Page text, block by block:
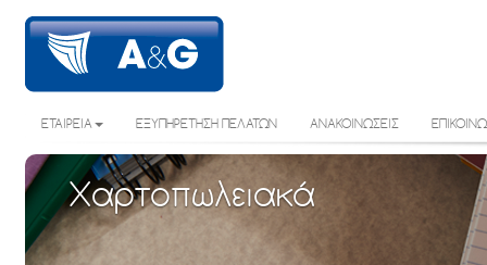
ΕΤΑΙΡΕΙΑ ΕΞΥΠΗΡΕΤΗΣΗ ΠΕΛΑΤΩΝ ΑΝΑΚΟΙΝΩΣΕΙΣ
Χαρτοπωλειακά